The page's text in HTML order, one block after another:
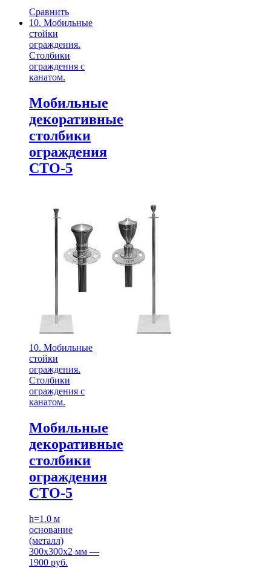
Сравнить
10. Мобильные
стойки
ограждения.
Столбики
ограждения с
канатом.
Мобильные
декоративные
столбики
ограждения
СТО-5
10. Мобильные
стойки
ограждения.
Столбики
ограждения с
канатом.
Мобильные
декоративные
столбики
ограждения
СТО-5
h=1.0 м
основание
(металл)
300х300х2 мм —
1900 руб.